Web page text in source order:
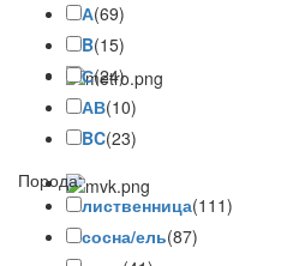
А(69)
B(15)
С(24)
АВ(10)
BC(23)
Порода:
лиственница(111)
сосна/ель(87)